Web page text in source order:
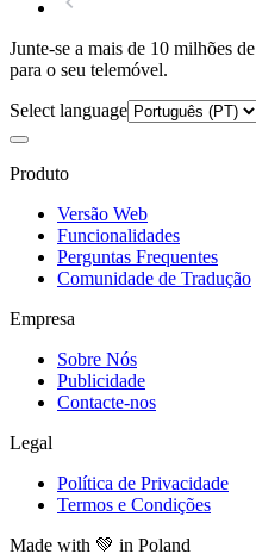
Junte-se a mais de 10 milhões
para o seu telemóvel.
Select language
Produto
Versão Web
Funcionalidades
Perguntas Frequentes
Comunidade de Tradução
Empresa
Sobre Nós
Publicidade
Contacte-nos
Legal
Política de Privacidade
Termos e Condições
Made with 💚 in Poland